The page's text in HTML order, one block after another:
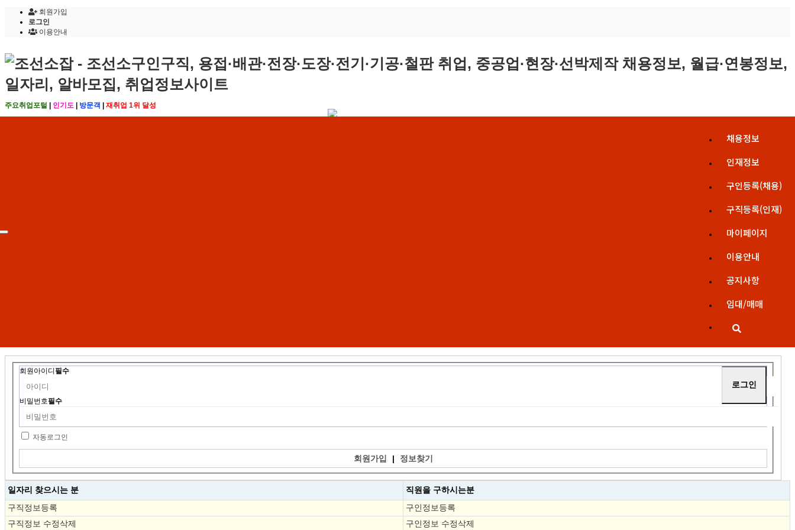
회원가입
로그인
이용안내
주요취업포털 인기도 방문객 재취업 1위 달성
채용정보
인재정보
구인등록(채용)
구직등록(인재)
마이페이지
이용안내
공지사항
임대/매매
회원아이디 필수
비밀번호필수
자동로그인
회원가입 | 정보찾기
일자리 찾으시는 분 직원을 구하시는분
구직정보등록
구인정보등록
구직정보 수정삭제
구인정보 수정삭제